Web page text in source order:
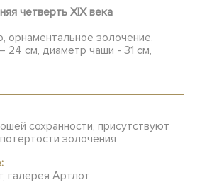
четверть XIX века
орнаментальное золочение.
24 см, диаметр чаши - 31 см,
сохранности, присутствуют
золочения
галерея Артлот